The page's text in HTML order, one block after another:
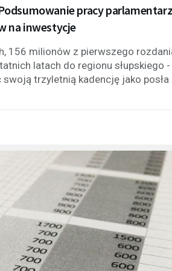
pracy
na inwestycje
156 milionów z pierwszego
latach do regionu słupskiego -
trzyletnią kadencję jako posła